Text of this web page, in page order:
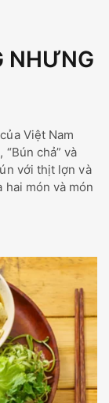
NHƯNG
Việt Nam
chả” và
với thịt lợn và
hai món và món